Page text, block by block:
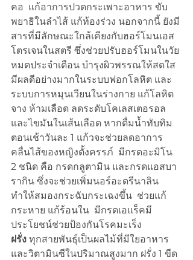
คอ  แก้อาการปวดกระเพาะอาหาร ขับ
พยาธิในลำไส้ แก้ท้องร่วง นอกจากนี้ ยังมี
สารที่มีลักษณะใกล้เคียงกับฮอร์โมนเอส
โตรเจนในสตรี ซึ่งช่วยปรับฮอร์โมนในวัย
หมดประจำเดือน บำรุงผิวพรรณให้สดใส
มีผลดีอย่างมากในระบบฟอกโลหิต และ
ระบบการหมุนเวียนในร่างกาย แก้โลหิต
จาง ห้ามเลือด ลดระดับโคเลสเตอรอล
และไขมันในเส้นเลือด หากดื่มน้ำทับทิม
ตอนเช้าวันละ 1 แก้วจะช่วยลดอาการ
คลื่นไส้ของหญิงตั้งครรภ์  มีกรดอะมิโน
2 ชนิด คือ กรดกลูตามิน และกรดแอสบา
รากิน ซึ่งจะช่วยเพิ่มนอร์อะดรีนาลิน
ทำให้สมองกระฉับกระเฉงขึ้น  ช่วยแก้
กระหาย แก้ร้อนใน  มีกรดเอแร็คมี
ประโยชน์ช่วยป้องกันโรคมะเร็ง
ฝรั่ง ทุกสายพันธุ์เป็นผลไม้ที่มีใยอาหาร
และวิตามินซีในปริมาณสูงมาก ฝรั่ง 1 ขีด